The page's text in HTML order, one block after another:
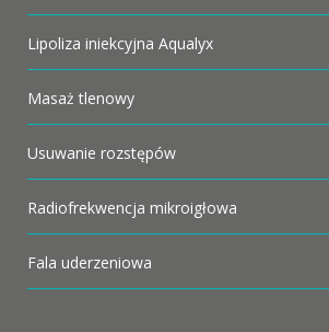
Lipoliza iniekcyjna Aqualyx
Masaż tlenowy
Usuwanie rozstępów
Radiofrekwencja mikroigłowa
Fala uderzeniowa